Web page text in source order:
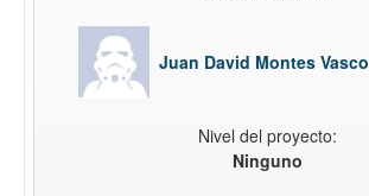
Juan David Montes Vasco
Nivel del proyecto:
Ninguno